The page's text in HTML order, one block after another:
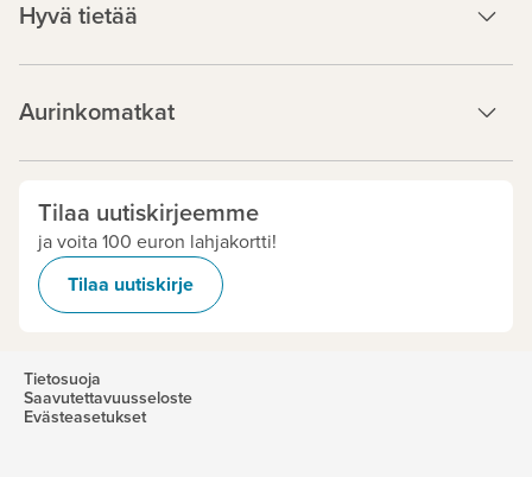
Hyvä tietää
Aurinkomatkat
Tilaa uutiskirjeemme
ja voita 100 euron lahjakortti!
Tilaa uutiskirje
Tietosuoja
Saavutettavuusseloste
Evästeasetukset